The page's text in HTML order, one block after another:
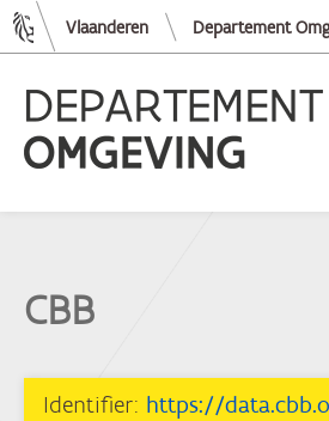
Vlaanderen Departement
CBB
Identifier: https://